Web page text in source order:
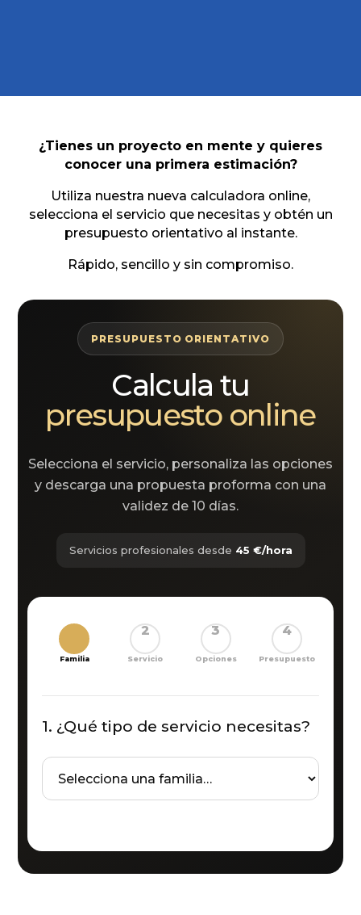
¿Tienes un proyecto en mente y quieres
conocer una primera estimación?
Utiliza nuestra nueva calculadora online,
selecciona el servicio que necesitas y obtén un
presupuesto orientativo al instante.
Rápido, sencillo y sin compromiso.
PRESUPUESTO ORIENTATIVO
Calcula tu
presupuesto online
Selecciona el servicio, personaliza las opciones
y descarga una propuesta proforma con una
validez de 10 días.
Servicios profesionales desde 45 €/hora
Familia
2
Servicio
3
Opciones
4
Presupuesto
1. ¿Qué tipo de servicio necesitas?